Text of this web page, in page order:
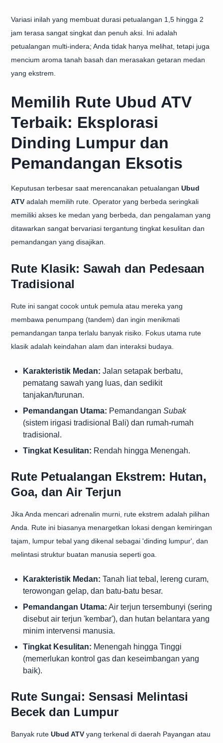
Variasi inilah yang membuat durasi petualangan 1,5 hingga 2
jam terasa sangat singkat dan penuh aksi. Ini adalah
petualangan multi-indera; Anda tidak hanya melihat, tetapi juga
mencium aroma tanah basah dan merasakan getaran medan
yang ekstrem.
Memilih Rute Ubud ATV
Terbaik: Eksplorasi
Dinding Lumpur dan
Pemandangan Eksotis
Keputusan terbesar saat merencanakan petualangan Ubud
ATV adalah memilih rute. Operator yang berbeda seringkali
memiliki akses ke medan yang berbeda, dan pengalaman yang
ditawarkan sangat bervariasi tergantung tingkat kesulitan dan
pemandangan yang disajikan.
Rute Klasik: Sawah dan Pedesaan
Tradisional
Rute ini sangat cocok untuk pemula atau mereka yang
membawa penumpang (tandem) dan ingin menikmati
pemandangan tanpa terlalu banyak risiko. Fokus utama rute
klasik adalah keindahan alam dan interaksi budaya.
Karakteristik Medan: Jalan setapak berbatu,
pematang sawah yang luas, dan sedikit
tanjakan/turunan.
Pemandangan Utama: Pemandangan Subak
(sistem irigasi tradisional Bali) dan rumah-rumah
tradisional.
Tingkat Kesulitan: Rendah hingga Menengah.
Rute Petualangan Ekstrem: Hutan,
Goa, dan Air Terjun
Jika Anda mencari adrenalin murni, rute ekstrem adalah pilihan
Anda. Rute ini biasanya menargetkan lokasi dengan kemiringan
tajam, lumpur tebal yang dikenal sebagai 'dinding lumpur', dan
melintasi struktur buatan manusia seperti goa.
Karakteristik Medan: Tanah liat tebal, lereng curam,
terowongan gelap, dan batu-batu besar.
Pemandangan Utama: Air terjun tersembunyi (sering
disebut air terjun 'kembar'), dan hutan belantara yang
minim intervensi manusia.
Tingkat Kesulitan: Menengah hingga Tinggi
(memerlukan kontrol gas dan keseimbangan yang
baik).
Rute Sungai: Sensasi Melintasi
Becek dan Lumpur
Banyak rute Ubud ATV yang terkenal di daerah Payangan atau